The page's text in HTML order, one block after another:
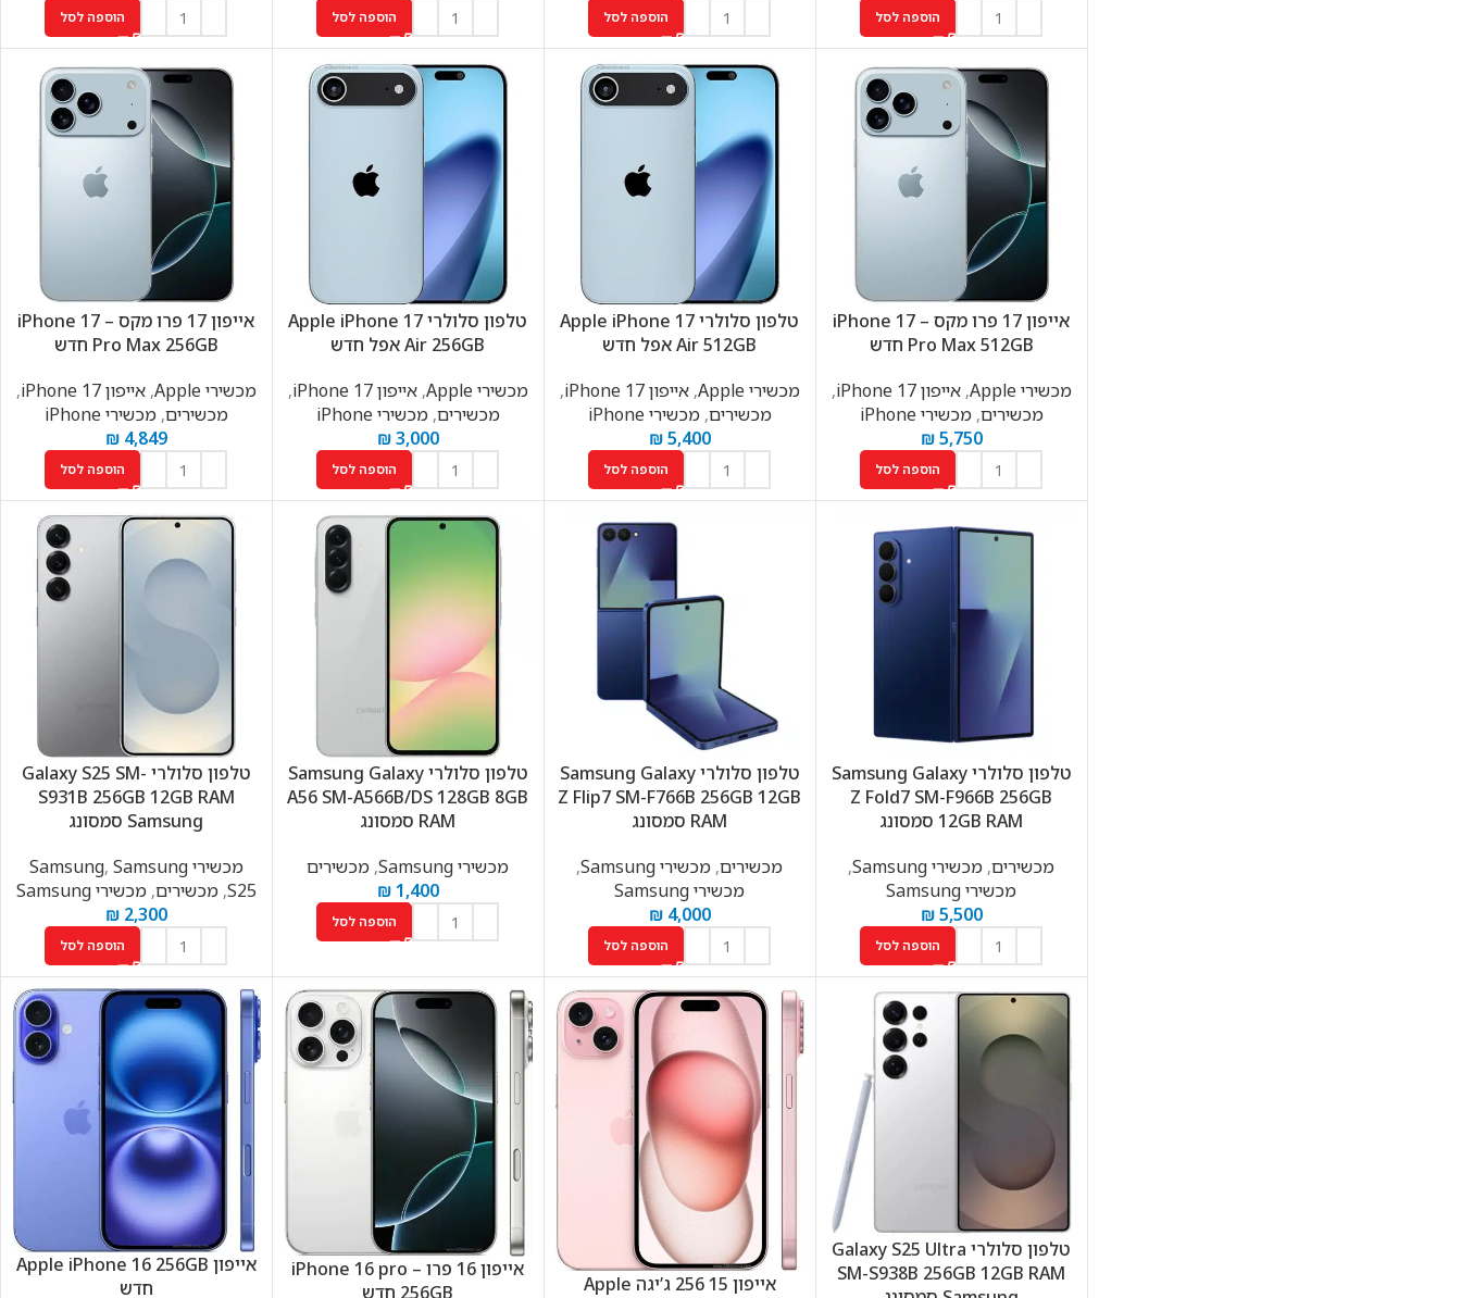
הוספה לסל הוספה לסל הוספה לסל הוספה לסל
אייפון 17 פרו מקס – iPhone 17
Pro Max 512GB חדש
מכשירי Apple
,אייפון 17 iPhone
,
מכשירים,מכשירי iPhone
₪5,750
הוספה לסל
טלפון סלולרי Apple iPhone 17
Air 512GB אפל חדש
מכשירי Apple
,אייפון 17 iPhone
,
מכשירים,מכשירי iPhone
₪5,400
הוספה לסל
טלפון סלולרי Apple iPhone 17
Air 256GB אפל חדש
מכשירי Apple
,אייפון 17 iPhone
,
מכשירים,מכשירי iPhone
₪3,000
הוספה לסל
אייפון 17 פרו מקס – iPhone 17
Pro Max 256GB חדש
מכשירי Apple
,אייפון 17 iPhone
,
מכשירים,מכשירי iPhone
₪4,849
הוספה לסל
טלפון סלולרי Samsung Galaxy
Z Fold7 SM-F966B 256GB
12GB RAM סמסונג
מכשירים, מכשירי Samsung
,
מכשירי Samsung
₪5,500
הוספה לסל
טלפון סלולרי Samsung Galaxy
Z Flip7 SM-F766B 256GB 12GB
RAM סמסונג
מכשירים, מכשירי Samsung
,
מכשירי Samsung
₪4,000
הוספה לסל
טלפון סלולרי Samsung Galaxy
A56 SM-A566B/DS 128GB 8GB
RAM סמסונג
מכשירי Samsung
, מכשירים
₪1,400
הוספה לסל
טלפון סלולרי Galaxy S25 SM-
S931B 256GB 12GB RAM
Samsung סמסונג
מכשירי Samsung
, Samsung
S25
,מכשירים,מכשירי Samsung
₪2,300
הוספה לסל
טלפון סלולרי Galaxy S25 Ultra
SM-S938B 256GB 12GB RAM
אייפון 15 256 ג’יגה Apple
אייפון 16 פרו – iPhone 16 pro
256GB חדש
אייפון Apple iPhone 16 256GB
חדש